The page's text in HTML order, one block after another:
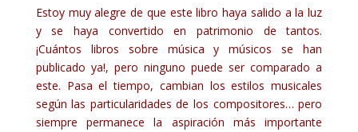
Estoy muy alegre de que este libro haya salido a la luz
y se haya convertido en patrimonio de tantos.
¡Cuántos libros sobre música y músicos se han
publicado ya!, pero ninguno puede ser comparado a
este. Pasa el tiempo, cambian los estilos musicales
según las particularidades de los compositores… pero
siempre permanece la aspiración más importante